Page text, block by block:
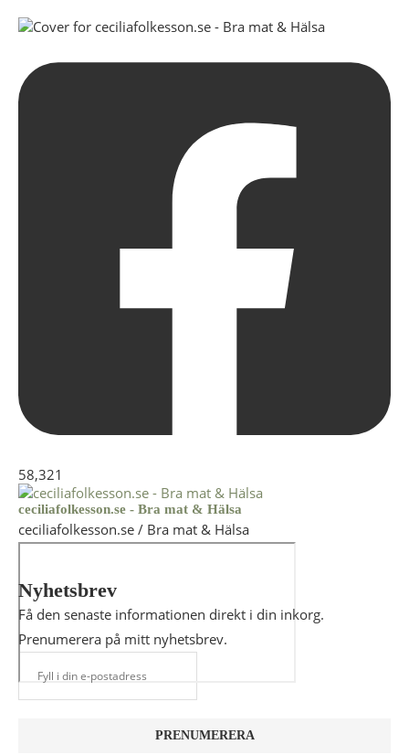
58,321
ceciliafolkesson.se - Bra mat & Hälsa
ceciliafolkesson.se / Bra mat & Hälsa
Nyhetsbrev
Få den senaste informationen direkt i din inkorg.
Prenumerera på mitt nyhetsbrev.